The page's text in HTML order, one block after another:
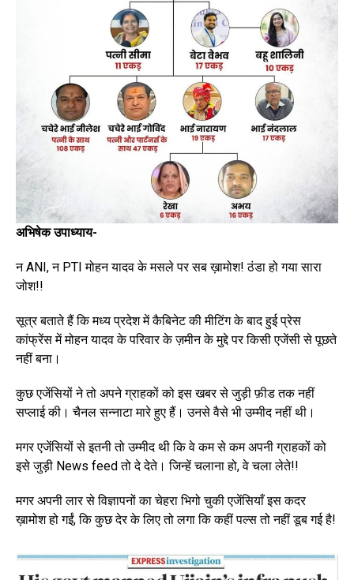
अभिषेक उपाध्याय-
न ANI, न PTI मोहन यादव के मसले पर सब ख़ामोश! ठंडा हो गया सारा
जोश!!
सूत्र बताते हैं कि मध्य प्रदेश में कैबिनेट की मीटिंग के बाद हुई प्रेस
कांफ्रेंस में मोहन यादव के परिवार के ज़मीन के मुद्दे पर किसी एजेंसी से पूछते
नहीं बना।
कुछ एजेंसियों ने तो अपने ग्राहकों को इस खबर से जुड़ी फ़ीड तक नहीं
सप्लाई की। चैनल सन्नाटा मारे हुए हैं। उनसे वैसे भी उम्मीद नहीं थी।
मगर एजेंसियों से इतनी तो उम्मीद थी कि वे कम से कम अपनी ग्राहकों को
इसे जुड़ी News feed तो दे देते। जिन्हें चलाना हो, वे चला लेते!!
मगर अपनी लार से विज्ञापनों का चेहरा भिगो चुकी एजेंसियाँ इस कदर
ख़ामोश हो गईं, कि कुछ देर के लिए तो लगा कि कहीं पल्स तो नहीं डूब गई है!